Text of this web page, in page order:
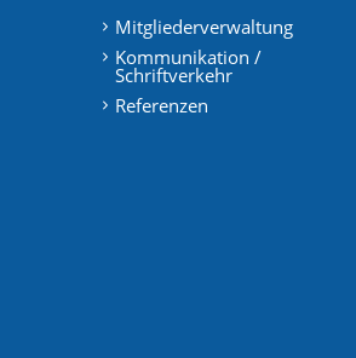
Mitgliederverwaltung
Kommunikation /
Schriftverkehr
Referenzen